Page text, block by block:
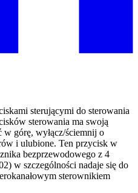
sterującymi do sterowania
sterowania ma swoją
w górę, wyłącz/ściemnij o
i ulubione. Ten przycisk w
bezprzewodowego z 4
w szczególności nadaje się do
sterownikiem